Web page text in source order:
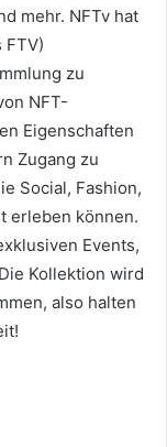
mehr. NFTv hat
FTV)
zu
NFT-
Eigenschaften
Zugang zu
Social, Fashion,
erleben können.
Events,
Die Kollektion wird
also halten